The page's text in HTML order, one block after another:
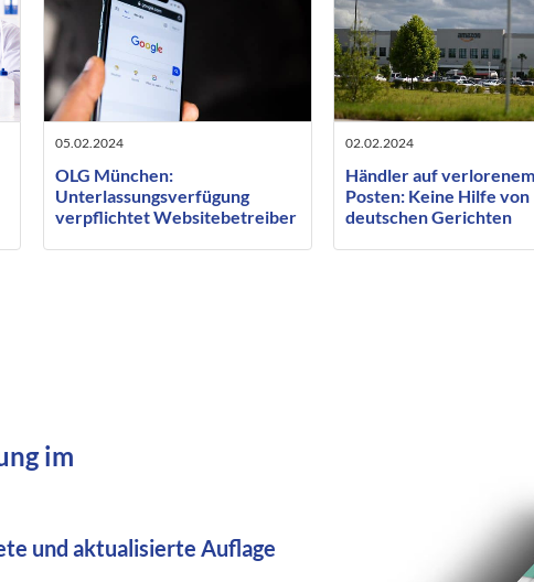
05.02.2024
OLG München:
Unterlassungsverfügung
verpflichtet Websitebetreiber
02.02.2024
Händler auf verlorenem
Posten: Keine Hilfe von
deutschen Gerichten
im
und aktualisierte Auflage